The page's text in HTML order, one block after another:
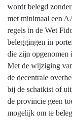
wordt belegd
met minimaal een
regels in de Wet
beleggingen in
die zijn opgenomen
Met de wijziging
de decentrale
bij de schatkist of
de provincie geen
mogelijk om te